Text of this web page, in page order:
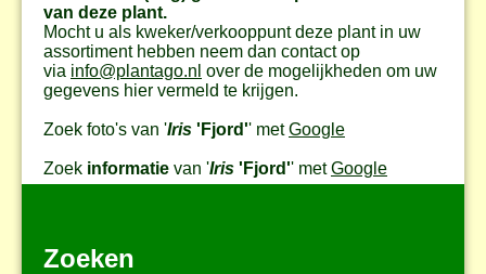
van deze plant.
Mocht u als kweker/verkooppunt deze plant in uw
assortiment hebben neem dan contact op
via info@plantago.nl over de mogelijkheden om uw
gegevens hier vermeld te krijgen.
Zoek foto's van 'Iris 'Fjord'' metGoogle
Zoek informatie van 'Iris 'Fjord'' metGoogle
Zoeken